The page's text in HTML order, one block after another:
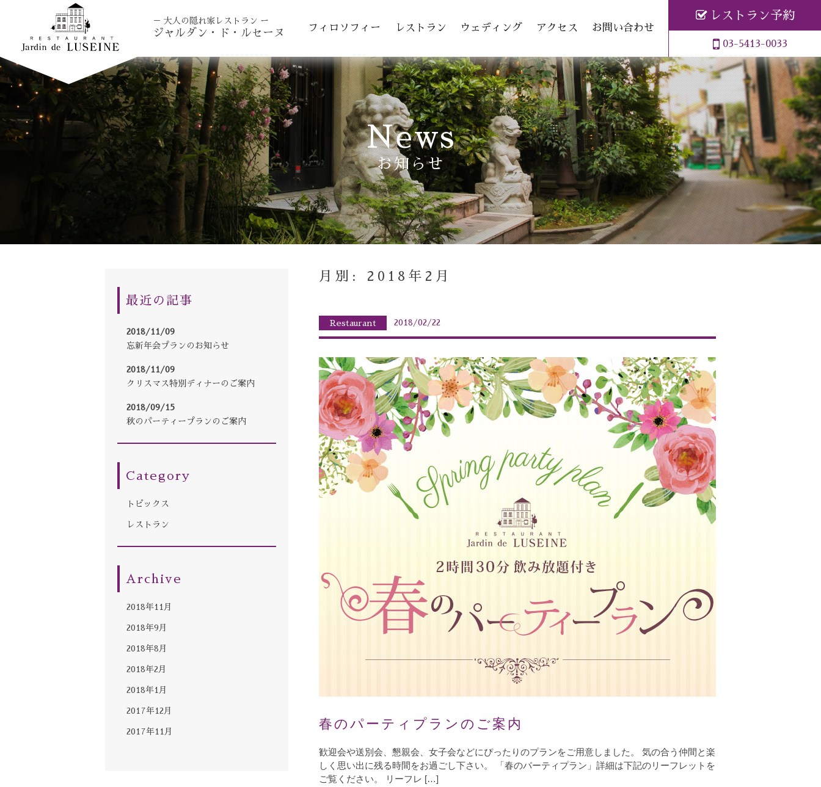
－ 大人の隠れ家レストラン ー
ジャルダン・ド・ルセーヌ
レストラン予約
03-5413-0033
フィロソフィー レストラン ウェディング アクセス お問い合わせ
News
お知らせ
月別: 2018年2月
Restaurant 2018/02/22
春のパーティプランのご案内
歓迎会や送別会、懇親会、女子会などにぴったりのプランをご用意しました。 気の合う仲間と楽
しく思い出に残る時間をお過ごし下さい。 「春のパーティプラン」詳細は下記のリーフレットを
ご覧ください。 リーフレ […]
最近の記事
2018/11/09
忘新年会プランのお知らせ
2018/11/09
クリスマス特別ディナーのご案内
2018/09/15
秋のパーティープランのご案内
Category
トピックス
レストラン
Archive
2018年11月
2018年9月
2018年8月
2018年2月
2018年1月
2017年12月
2017年11月